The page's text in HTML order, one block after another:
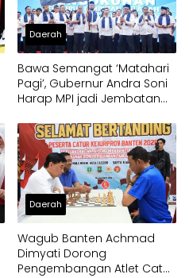
Daerah
Bawa Semangat ‘Matahari
Pagi’, Gubernur Andra Soni
Harap MPI jadi Jembatan
Daerah
Wagub Banten Achmad
Dimyati Dorong
Pengembangan Atlet Catur